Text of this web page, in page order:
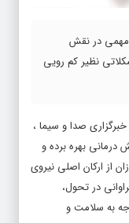
نظیر کم رویی
درمانی بهره برده و
ارکان اصلی نیروی
در تحول،
به سلامت و
برخوردار است.